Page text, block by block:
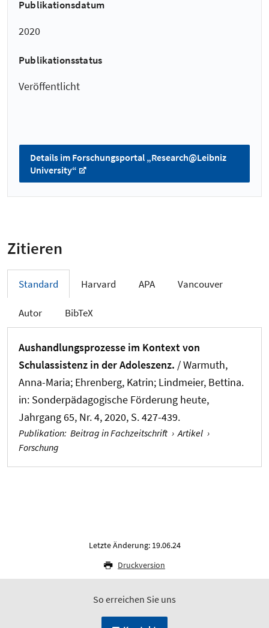
Publikationsdatum
2020
Publikationsstatus
Veröffentlicht
Details im Forschungsportal „Research@Leibniz
University“
Zitieren
Standard Harvard APA Vancouver
Autor BibTeX
Aushandlungsprozesse im Kontext von
Schulassistenz in der Adoleszenz. / Warmuth,
Anna-Maria; Ehrenberg, Katrin; Lindmeier, Bettina.
in: Sonderpädagogische Förderung heute,
Jahrgang 65, Nr. 4, 2020, S. 427-439.
Publikation: Beitrag in Fachzeitschrift › Artikel ›
Forschung
Letzte Änderung: 19.06.24
Druckversion
So erreichen Sie uns